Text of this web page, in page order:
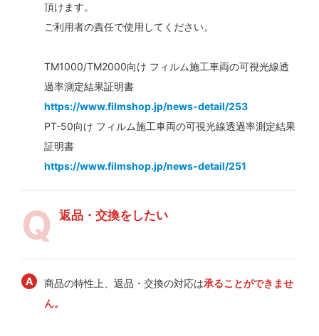
頂けます。
ご利用者の責任で使用してください。
TM1000/TM2000向け フィルム施工車両の可視光線透
過率測定結果証明書
https://www.filmshop.jp/news-detail/253
PT-50向け フィルム施工車両の可視光線透過率測定結果
証明書
https://www.filmshop.jp/news-detail/251
返品・交換をしたい
商品の特性上、返品・交換の対応は承ることができませ
ん。